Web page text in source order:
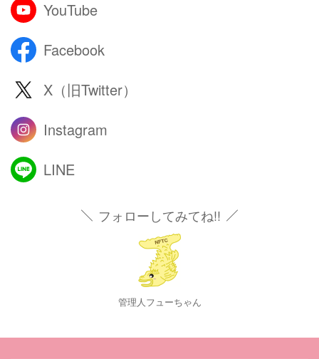
YouTube
Facebook
X（旧Twitter）
Instagram
LINE
フォローしてみてね!!
管理人フューちゃん